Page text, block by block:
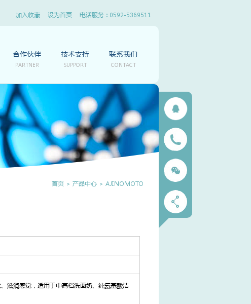
加入收藏 设为首页 电话服务 : 0592-5369511
合作伙伴
PARTNER
技术支持
SUPPORT
联系我们
CONTACT
首页 > 产品中心 > AJINOMOTO
滋润感觉，适用于中高档洗面奶、纯氨基酸洁